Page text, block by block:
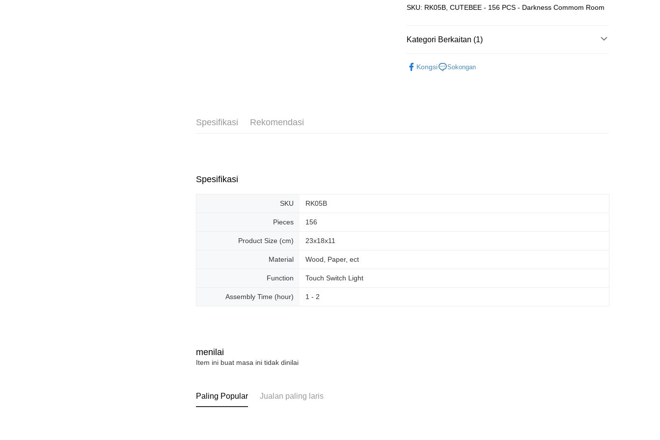
Penghantaran percuma
SKU: RK05B, CUTEBEE - 156 PCS - Darkness Commom Room
Kategori Berkaitan (1)
Kongsi
Sokongan
Spesifikasi Rekomendasi
Spesifikasi
SKU RK05B
Pieces 156
Product Size (cm) 23x18x11
Material Wood, Paper, ect
Function Touch Switch Light
Assembly Time (hour) 1 - 2
menilai
Item ini buat masa ini tidak dinilai
Paling Popular Jualan paling laris